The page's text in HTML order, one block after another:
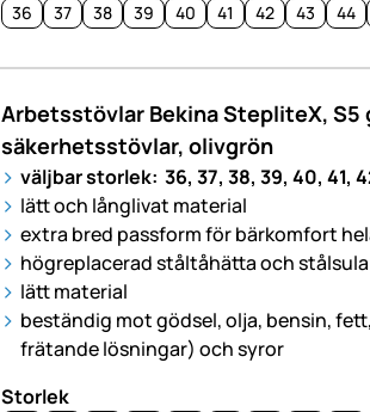
36 37 38 39 40 41 42 43 44
Arbetsstövlar Bekina StepliteX, S5
säkerhetsstövlar, olivgrön
väljbar storlek: 36, 37, 38, 39, 40, 41,
lätt och långlivat material
extra bred passform för bärkomfort
högreplacerad ståltåhätta och stålsula
lätt material
beständig mot gödsel, olja, bensin,
frätande lösningar) och syror
Storlek